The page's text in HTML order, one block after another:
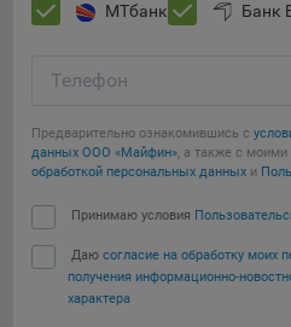
МТбанк Банк
Телефон
Предварительно ознакомившись с
данных ООО «Майфин», а также с моими
обработкой персональных данных и
Принимаю условия
Даю согласие на обработку моих
получения информационно-
характера